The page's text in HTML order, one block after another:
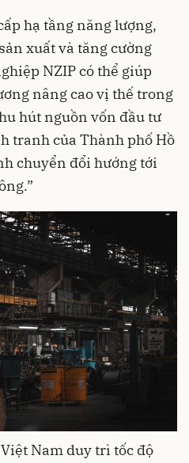
hạ tầng năng lượng,
xuất và tăng cường
NZIP có thể giúp
nâng cao vị thế trong
hút nguồn vốn đầu tư
tranh của Thành phố Hồ
chuyển đổi hướng tới
Nam duy trì tốc độ